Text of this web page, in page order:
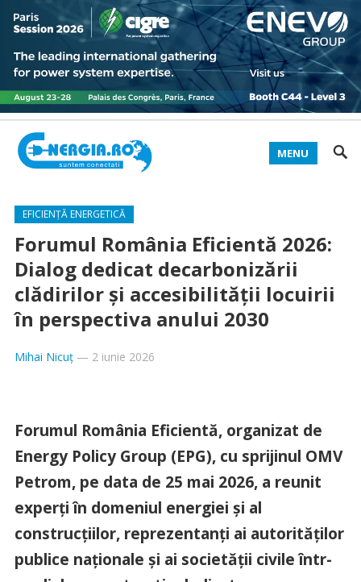
MENU
EFICIENȚĂ ENERGETICĂ
Forumul România Eficientă 2026:
Dialog dedicat decarbonizării
clădirilor și accesibilității locuirii
în perspectiva anului 2030
Mihai Nicuț— 2 iunie 2026
Forumul România Eficientă, organizat de
Energy Policy Group (EPG), cu sprijinul OMV
Petrom, pe data de 25 mai 2026, a reunit
experți în domeniul energiei și al
construcțiilor, reprezentanți ai autorităților
publice naționale și ai societății civile într-